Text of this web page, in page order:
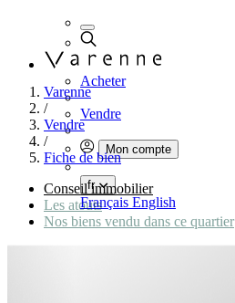
Acheter
Vendre
Mon compte
fr
Français English
Varenne
/
Vendre
/
Fiche de bien
Conseil immobilier
Les atouts
Nos biens vendu dans ce quartier